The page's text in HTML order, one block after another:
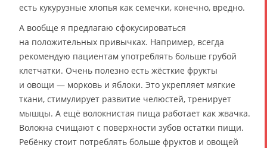
есть кукурузные хлопья как семечки, конечно, вредно.
А вообще я предлагаю сфокусироваться
на положительных привычках. Например, всегда
рекомендую пациентам употреблять больше грубой
клетчатки. Очень полезно есть жёсткие фрукты
и овощи — морковь и яблоки. Это укрепляет мягкие
ткани, стимулирует развитие челюстей, тренирует
мышцы. А ещё волокнистая пища работает как жвачка.
Волокна счищают с поверхности зубов остатки пищи.
Ребёнку стоит потреблять больше фруктов и овощей